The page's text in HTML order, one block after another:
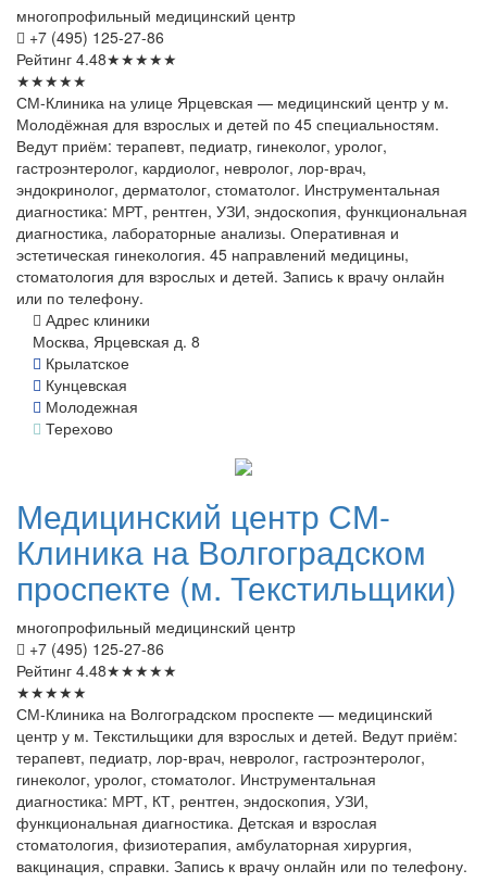
многопрофильный медицинский центр
+7 (495) 125-27-86
Рейтинг 4.48★★★★★
★★★★★
СМ-Клиника на улице Ярцевская — медицинский центр у м.
Молодёжная для взрослых и детей по 45 специальностям.
Ведут приём: терапевт, педиатр, гинеколог, уролог,
гастроэнтеролог, кардиолог, невролог, лор-врач,
эндокринолог, дерматолог, стоматолог. Инструментальная
диагностика: МРТ, рентген, УЗИ, эндоскопия, функциональная
диагностика, лабораторные анализы. Оперативная и
эстетическая гинекология. 45 направлений медицины,
стоматология для взрослых и детей. Запись к врачу онлайн
или по телефону.
Адрес клиники
Москва, Ярцевская д. 8
Крылатское
Кунцевская
Молодежная
Терехово
Медицинский центр СМ-
Клиника на Волгоградском
проспекте (м. Текстильщики)
многопрофильный медицинский центр
+7 (495) 125-27-86
Рейтинг 4.48★★★★★
★★★★★
СМ-Клиника на Волгоградском проспекте — медицинский
центр у м. Текстильщики для взрослых и детей. Ведут приём:
терапевт, педиатр, лор-врач, невролог, гастроэнтеролог,
гинеколог, уролог, стоматолог. Инструментальная
диагностика: МРТ, КТ, рентген, эндоскопия, УЗИ,
функциональная диагностика. Детская и взрослая
стоматология, физиотерапия, амбулаторная хирургия,
вакцинация, справки. Запись к врачу онлайн или по телефону.